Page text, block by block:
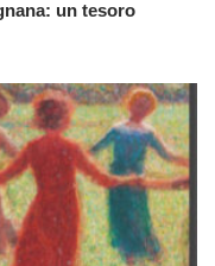
un tesoro